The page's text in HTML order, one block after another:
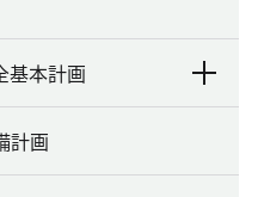
基本計画
計画